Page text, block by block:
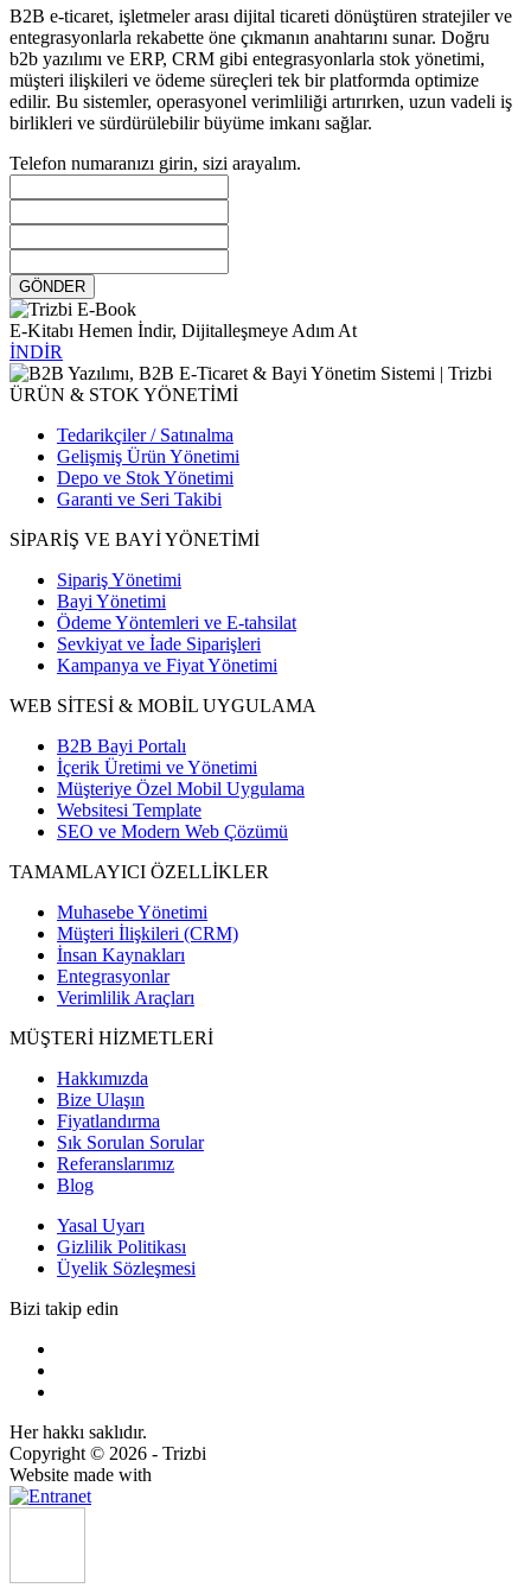
B2B e-ticaret, işletmeler arası dijital ticareti dönüştüren stratejiler ve
entegrasyonlarla rekabette öne çıkmanın anahtarını sunar. Doğru
b2b yazılımı ve ERP, CRM gibi entegrasyonlarla stok yönetimi,
müşteri ilişkileri ve ödeme süreçleri tek bir platformda optimize
edilir. Bu sistemler, operasyonel verimliliği artırırken, uzun vadeli iş
birlikleri ve sürdürülebilir büyüme imkanı sağlar.
Telefon numaranızı girin, sizi arayalım.
GÖNDER
E-Kitabı Hemen İndir, Dijitalleşmeye Adım At
İNDİR
ÜRÜN & STOK YÖNETİMİ
Tedarikçiler / Satınalma
Gelişmiş Ürün Yönetimi
Depo ve Stok Yönetimi
Garanti ve Seri Takibi
SİPARİŞ VE BAYİ YÖNETİMİ
Sipariş Yönetimi
Bayi Yönetimi
Ödeme Yöntemleri ve E-tahsilat
Sevkiyat ve İade Siparişleri
Kampanya ve Fiyat Yönetimi
WEB SİTESİ & MOBİL UYGULAMA
B2B Bayi Portalı
İçerik Üretimi ve Yönetimi
Müşteriye Özel Mobil Uygulama
Websitesi Template
SEO ve Modern Web Çözümü
TAMAMLAYICI ÖZELLİKLER
Muhasebe Yönetimi
Müşteri İlişkileri (CRM)
İnsan Kaynakları
Entegrasyonlar
Verimlilik Araçları
MÜŞTERİ HİZMETLERİ
Hakkımızda
Bize Ulaşın
Fiyatlandırma
Sık Sorulan Sorular
Referanslarımız
Blog
Yasal Uyarı
Gizlilik Politikası
Üyelik Sözleşmesi
Bizi takip edin
Her hakkı saklıdır.
Copyright © 2026 - Trizbi
Website made with